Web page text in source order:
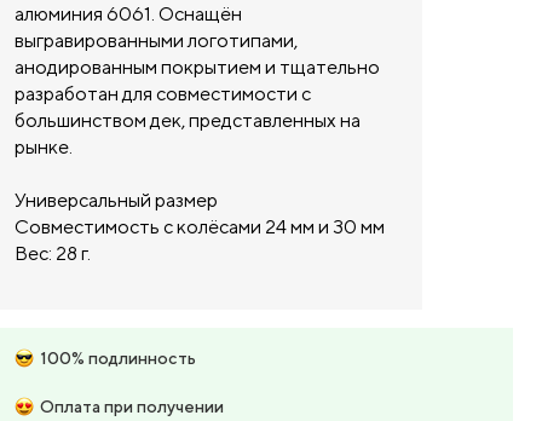
алюминия 6061. Оснащён
выгравированными логотипами,
анодированным покрытием и тщательно
разработан для совместимости с
большинством дек, представленных на
рынке.
Универсальный размер
Совместимость с колёсами 24 мм и 30 мм
Вес: 28 г.
100% подлинность
Оплата при получении